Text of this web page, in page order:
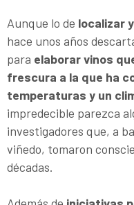
Aunque lo de localizar
hace unos años
para elaborar vinos
frescura a la que ha
temperaturas y un
impredecible parezca
investigadores que, a
viñedo, tomaron
décadas.